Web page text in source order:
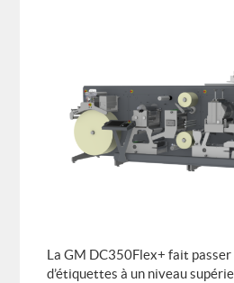
DES EXPERTS À VOTRE ÉCOUTE
Fabrice VERNAY
fv@digitaletiq.com
La GM DC350Flex+ fait
d’étiquettes à un niveau